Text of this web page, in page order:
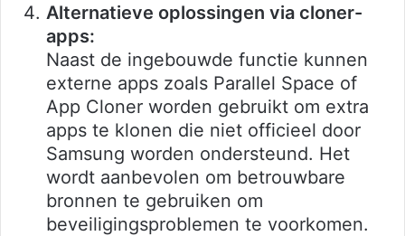
Alternatieve oplossingen via cloner-
apps:
Naast de ingebouwde functie kunnen
externe apps zoals Parallel Space of
App Cloner worden gebruikt om extra
apps te klonen die niet officieel door
Samsung worden ondersteund. Het
wordt aanbevolen om betrouwbare
bronnen te gebruiken om
beveiligingsproblemen te voorkomen.